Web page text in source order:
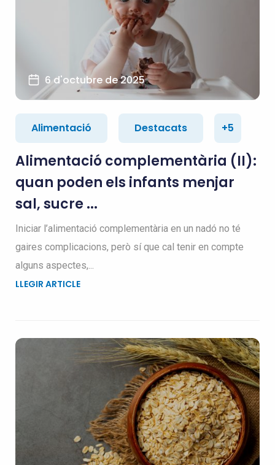
6 d'octubre de 2025
Alimentació Destacats +5
Alimentació complementària (II):
quan poden els infants menjar
sal, sucre ...
Iniciar l’alimentació complementària en un nadó no té
gaires complicacions, però sí que cal tenir en compte
alguns aspectes,...
LLEGIR ARTICLE